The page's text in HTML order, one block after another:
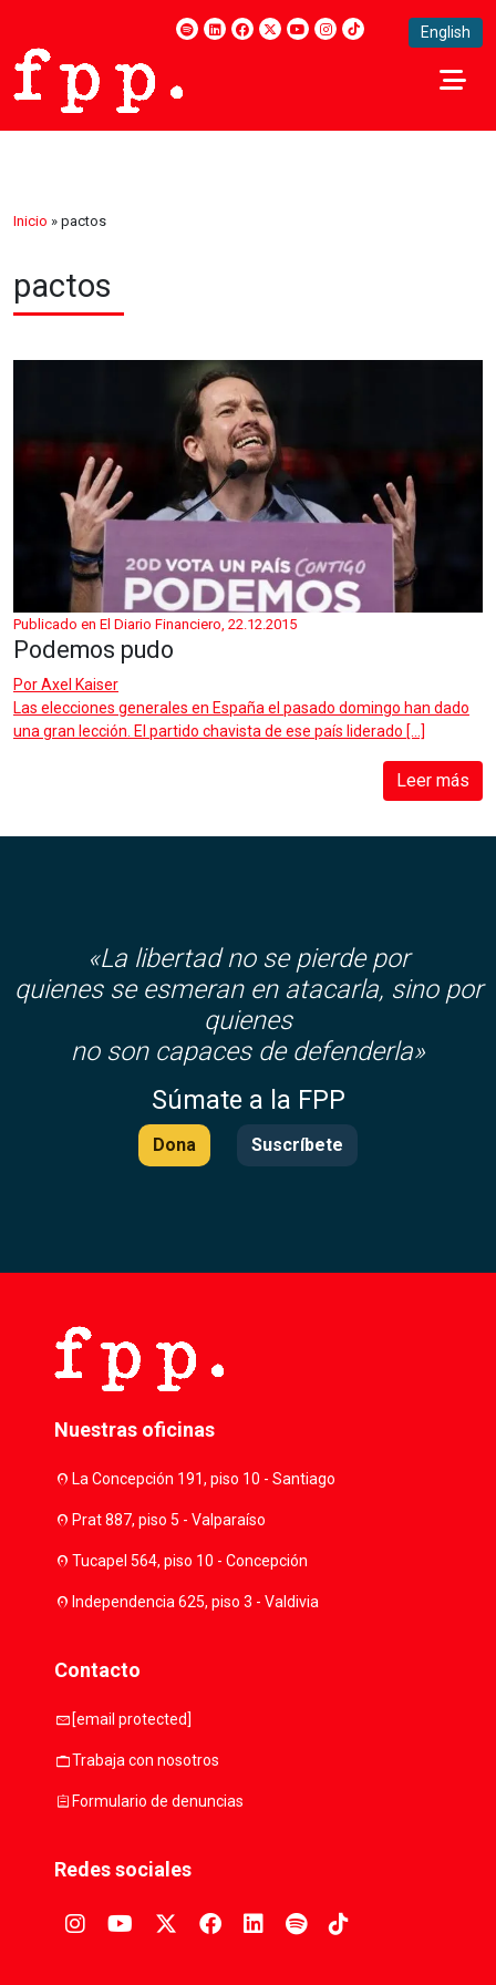
English
Inicio » pactos
pactos
Publicado en El Diario Financiero, 22.12.2015
Podemos pudo
PorAxel Kaiser
Las elecciones generales en España el pasado domingo han dado
una gran lección. El partido chavista de ese país liderado […]
Leer más
«La libertad no se pierde por
quienes se esmeran en atacarla, sino por
quienes
no son capaces de defenderla»
Súmate a la FPP
Dona Suscríbete
Nuestras oficinas
location_onLa Concepción 191, piso 10 - Santiago
location_onPrat 887, piso 5 - Valparaíso
location_onTucapel 564, piso 10 - Concepción
location_onIndependencia 625, piso 3 - Valdivia
Contacto
mail [email protected]
workTrabaja con nosotros
assignmentFormulario de denuncias
Redes sociales